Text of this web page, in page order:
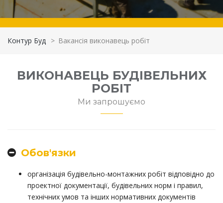
Контур Буд > Вакансія виконавець робіт
ВИКОНАВЕЦЬ БУДІВЕЛЬНИХ
РОБІТ
Ми запрошуємо
Обов'язки
організація будівельно-монтажних робіт відповідно до
проектної документації, будівельних норм і правил,
технічних умов та інших нормативних документів